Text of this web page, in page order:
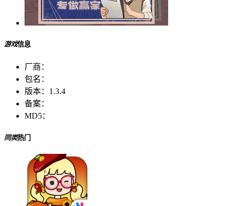
游戏信息
厂商：
包名：
版本： 1.3.4
备案：
MD5：
同类热门